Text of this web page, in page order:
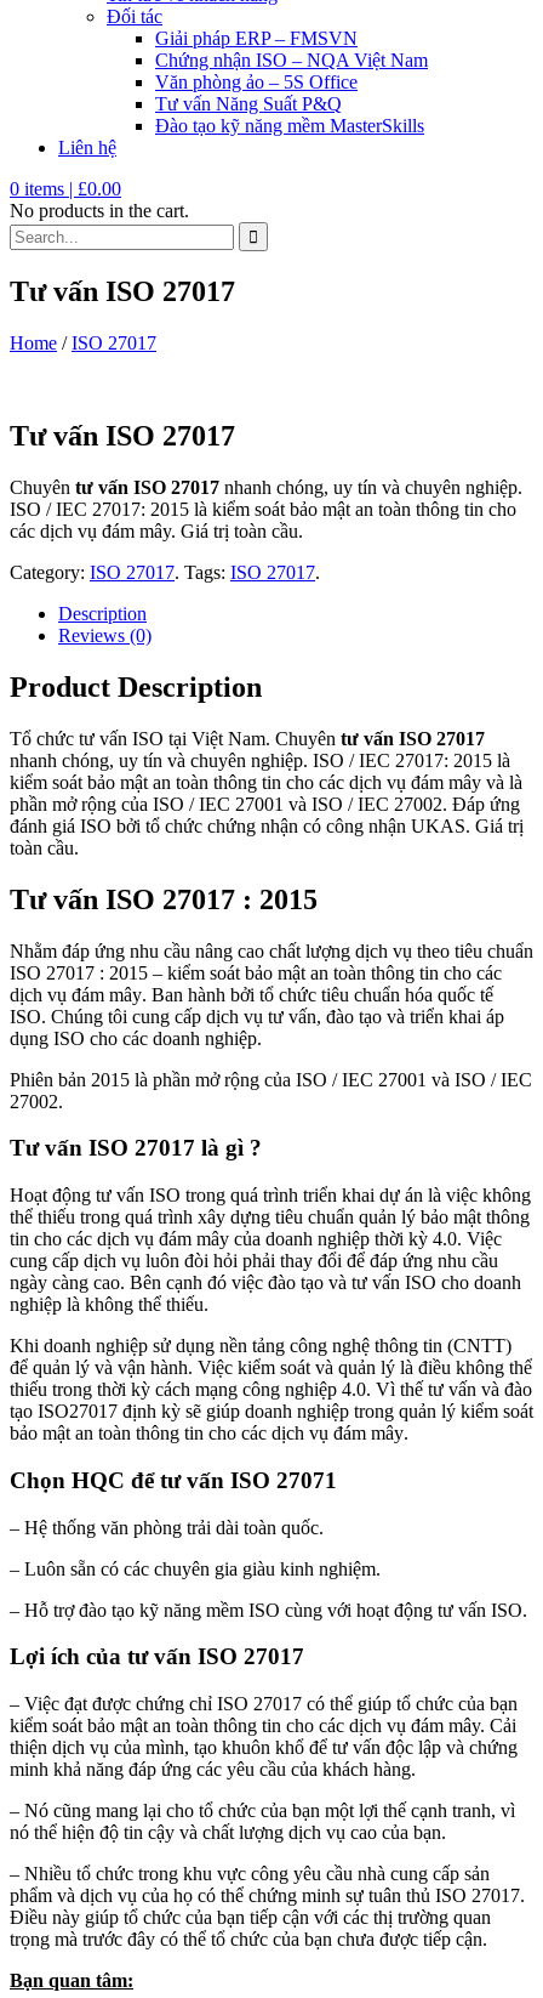
Đối tác
Giải pháp ERP – FMSVN
Chứng nhận ISO – NQA Việt Nam
Văn phòng ảo – 5S Office
Tư vấn Năng Suất P&Q
Đào tạo kỹ năng mềm MasterSkills
Liên hệ
0 items | £0.00
No products in the cart.
Tư vấn ISO 27017
Home /ISO 27017
Tư vấn ISO 27017
Chuyên tư vấn ISO 27017 nhanh chóng, uy tín và chuyên nghiệp.
ISO / IEC 27017: 2015 là kiểm soát bảo mật an toàn thông tin cho
các dịch vụ đám mây. Giá trị toàn cầu.
Category: ISO 27017. Tags: ISO 27017.
Description
Reviews (0)
Product Description
Tổ chức tư vấn ISO tại Việt Nam. Chuyên tư vấn ISO 27017
nhanh chóng, uy tín và chuyên nghiệp. ISO / IEC 27017: 2015 là
kiểm soát bảo mật an toàn thông tin cho các dịch vụ đám mây và là
phần mở rộng của ISO / IEC 27001 và ISO / IEC 27002. Đáp ứng
đánh giá ISO bởi tổ chức chứng nhận có công nhận UKAS. Giá trị
toàn cầu.
Tư vấn ISO 27017 : 2015
Nhằm đáp ứng nhu cầu nâng cao chất lượng dịch vụ theo tiêu chuẩn
ISO 27017 : 2015 – kiểm soát bảo mật an toàn thông tin cho các
dịch vụ đám mây. Ban hành bởi tổ chức tiêu chuẩn hóa quốc tế
ISO. Chúng tôi cung cấp dịch vụ tư vấn, đào tạo và triển khai áp
dụng ISO cho các doanh nghiệp.
Phiên bản 2015 là phần mở rộng của ISO / IEC 27001 và ISO / IEC
27002.
Tư vấn ISO 27017 là gì ?
Hoạt động tư vấn ISO trong quá trình triển khai dự án là việc không
thể thiếu trong quá trình xây dựng tiêu chuẩn quản lý bảo mật thông
tin cho các dịch vụ đám mây của doanh nghiệp thời kỳ 4.0. Việc
cung cấp dịch vụ luôn đòi hỏi phải thay đổi để đáp ứng nhu cầu
ngày càng cao. Bên cạnh đó việc đào tạo và tư vấn ISO cho doanh
nghiệp là không thể thiếu.
Khi doanh nghiệp sử dụng nền tảng công nghệ thông tin (CNTT)
để quản lý và vận hành. Việc kiểm soát và quản lý là điều không thể
thiếu trong thời kỳ cách mạng công nghiệp 4.0. Vì thế tư vấn và đào
tạo ISO27017 định kỳ sẽ giúp doanh nghiệp trong quản lý kiểm soát
bảo mật an toàn thông tin cho các dịch vụ đám mây.
Chọn HQC đểtư vấn ISO 27071
– Hệ thống văn phòng trải dài toàn quốc.
– Luôn sẵn có các chuyên gia giàu kinh nghiệm.
– Hỗ trợ đào tạo kỹ năng mềm ISO cùng với hoạt động tư vấn ISO.
Lợi ích của tư vấn ISO 27017
– Việc đạt được chứng chỉ ISO 27017 có thể giúp tổ chức của bạn
kiểm soát bảo mật an toàn thông tin cho các dịch vụ đám mây. Cải
thiện dịch vụ của mình, tạo khuôn khổ để tư vấn độc lập và chứng
minh khả năng đáp ứng các yêu cầu của khách hàng.
– Nó cũng mang lại cho tổ chức của bạn một lợi thế cạnh tranh, vì
nó thể hiện độ tin cậy và chất lượng dịch vụ cao của bạn.
– Nhiều tổ chức trong khu vực công yêu cầu nhà cung cấp sản
phẩm và dịch vụ của họ có thể chứng minh sự tuân thủ ISO 27017.
Điều này giúp tổ chức của bạn tiếp cận với các thị trường quan
trọng mà trước đây có thể tổ chức của bạn chưa được tiếp cận.
Bạn quan tâm: